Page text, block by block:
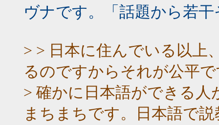
ヴナです。「話題から若
> > 日本に住んでいる以上
るのですからそれが公平
> 確かに日本語ができる
まちまちです。日本語で